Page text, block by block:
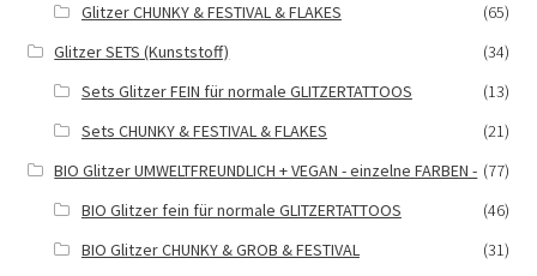
Glitzer CHUNKY & FESTIVAL & FLAKES
(65)
Glitzer SETS (Kunststoff)
(34)
Sets Glitzer FEIN für normale GLITZERTATTOOS
(13)
Sets CHUNKY & FESTIVAL & FLAKES
(21)
BIO Glitzer UMWELTFREUNDLICH + VEGAN - einzelne FARBEN - (77)
BIO Glitzer fein für normale GLITZERTATTOOS
(46)
BIO Glitzer CHUNKY & GROB & FESTIVAL
(31)